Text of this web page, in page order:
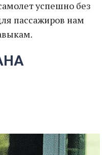
успешно без
пассажиров нам